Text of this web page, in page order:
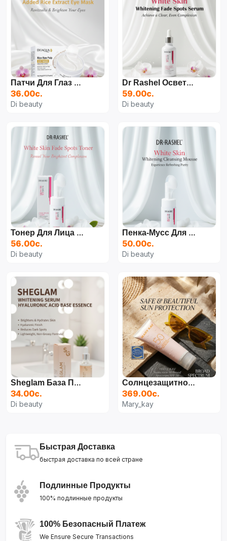
Патчи Для Глаз С Рисовым Пюре BIOAOUA, Для Увлажнение, Морщин Вокруг Глаз И Мешков
36.00с.
Di beauty
Dr Rashel Осветляющая Серия По Уходу За Кожей Whitening Fade Spots Skin Care Series 4шт
59.00с.
Di beauty
Тонер Для Лица Dr.Rashel Whitening Fade Spots Toner DRL-1698, 100 Мл
56.00с.
Di beauty
Пенка-Мусс Для Лица Dr.Rashel, Whitening Cleansing Mousse, 115 Мл
50.00с.
Di beauty
Sheglam База Под Макияж, Основа Для Лица, Для Всех Типов Кожи, 100 Мл
34.00с.
Di beauty
Солнцезащитное Средство Mary Kay SPF 50+
369.00с.
Mary_kay
Быстрая Доставка
быстрая доставка по всей стране
Подлинные Продукты
100% подлинные продукты
100% Безопасный Платеж
We Ensure Secure Transactions